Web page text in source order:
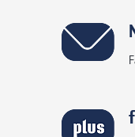
rengøring. Det
højtryksrenser til
indeholder